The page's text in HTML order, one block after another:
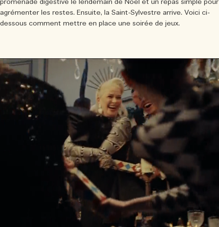
Lire l’histoire
Riche et Floral
promenade digestive le lendemain de Noël et un repas simple pour
agrémenter les restes. Ensuite, la Saint-Sylvestre arrive. Voici ci-
dessous comment mettre en place une soirée de jeux.